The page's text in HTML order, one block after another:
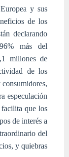
y sus
de los
declarando
más del
millones de
de los
especulación
que los
de interés a
del
y quiebras